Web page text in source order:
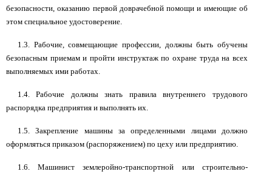
безопасности, оказанию первой доврачебной помощи и имеющие об
этом специальное удостоверение.
1.3. Рабочие, совмещающие профессии, должны быть обучены
безопасным приемам и пройти инструктаж по охране труда на всех
выполняемых ими работах.
1.4. Рабочие должны знать правила внутреннего трудового
распорядка предприятия и выполнять их.
1.5. Закрепление машины за определенными лицами должно
оформляться приказом (распоряжением) по цеху или предприятию.
1.6. Машинист землеройно-транспортной или строительно-